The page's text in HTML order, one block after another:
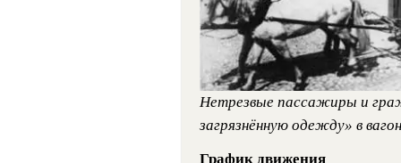
Нетрезвые пассажиры и
загрязнённую одежду» в
График движения